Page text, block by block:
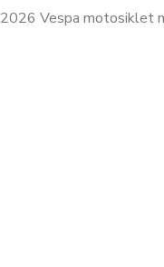
2026 Vespa motosiklet